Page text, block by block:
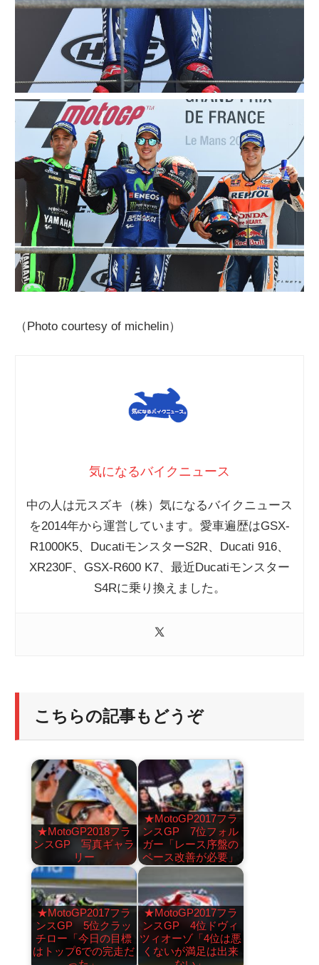
（Photo courtesy of michelin）
気になるバイクニュース
中の人は元スズキ（株）気になるバイクニュース
を2014年から運営しています。愛車遍歴はGSX-
R1000K5、DucatiモンスターS2R、Ducati 916、
XR230F、GSX-R600 K7、最近Ducatiモンスター
S4Rに乗り換えました。
こちらの記事もどうぞ
★MotoGP2018フラ
ンスGP 写真ギャラ
リー
★MotoGP2017フラ
ンスGP 7位フォル
ガー「レース序盤の
ペース改善が必要」
★MotoGP2017フラ
ンスGP 5位クラッ
チロー「今日の目標
はトップ6での完走だ
★MotoGP2017フラ
ンスGP 4位ドヴィ
ツィオーゾ「4位は悪
くないが満足は出来